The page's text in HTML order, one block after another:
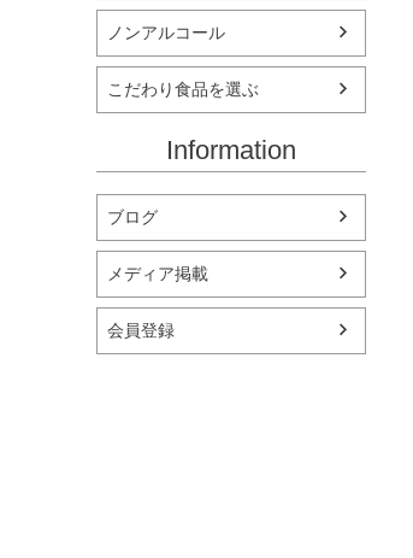
ノンアルコール
こだわり食品を選ぶ
Information
ブログ
メディア掲載
会員登録